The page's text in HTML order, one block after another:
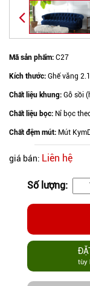
Mã sản phẩm: C27
Kích thước: Ghế văng
Chất liệu khung: Gỗ sồi
Chất liệu bọc: Nỉ bọc
Chất đệm mút: Mút
giá bán: Liên hệ
Số lượng:
tùy